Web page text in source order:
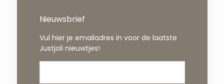
Nieuwsbrief
Vul hier je emailadres in voor de laatste
Justjoli nieuwtjes!